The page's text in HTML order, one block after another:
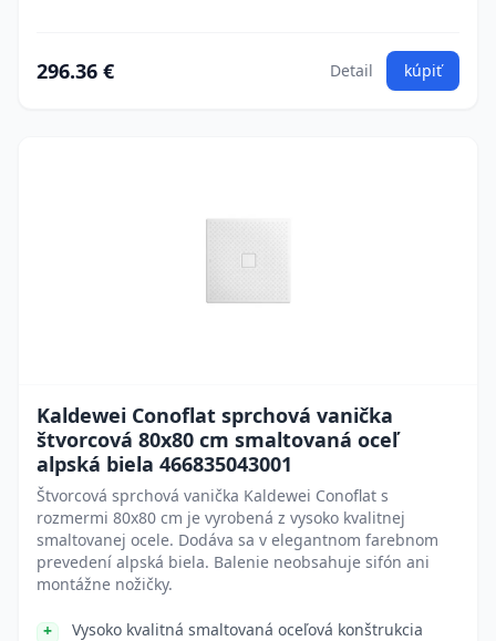
296.36 € Detail kúpiť
Kaldewei Conoflat sprchová vanička
štvorcová 80x80 cm smaltovaná oceľ
alpská biela 466835043001
Štvorcová sprchová vanička Kaldewei Conoflat s
rozmermi 80x80 cm je vyrobená z vysoko kvalitnej
smaltovanej ocele. Dodáva sa v elegantnom farebnom
prevedení alpská biela. Balenie neobsahuje sifón ani
montážne nožičky.
Vysoko kvalitná smaltovaná oceľová konštrukcia